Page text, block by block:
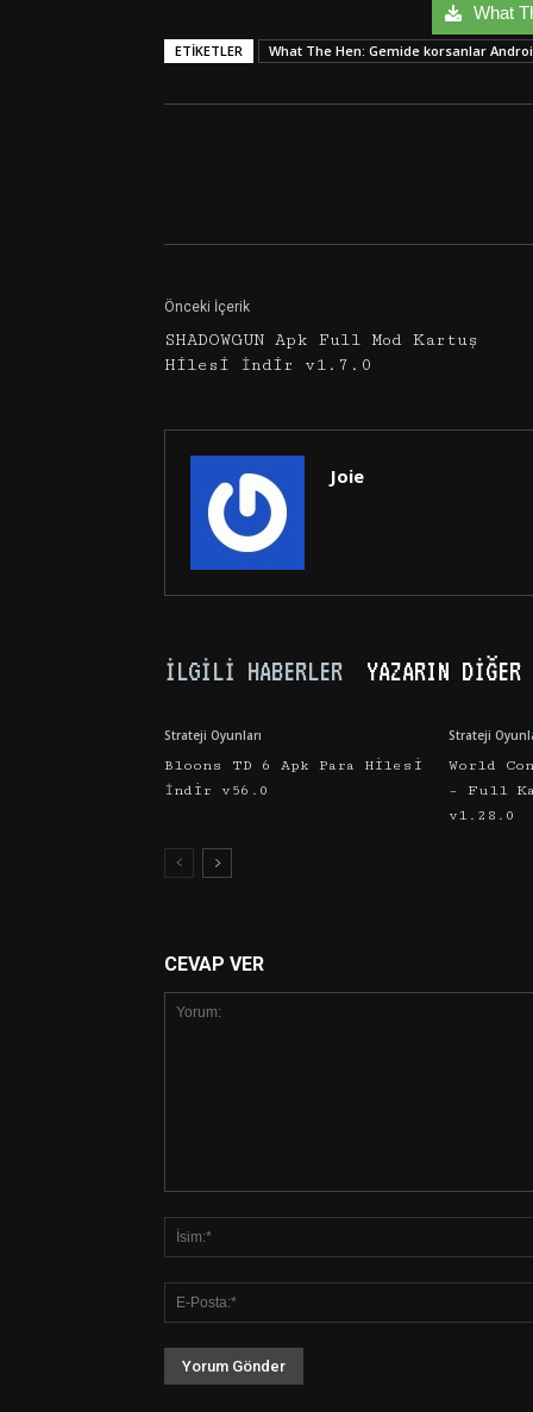
What
ETIKETLER What The Hen: Gemide korsanlar
Önceki İçerik
SHADOWGUN Apk Full Mod Kartuş
Hilesi İndir v1.7.0
Joie
İLGILI HABERLER YAZARIN
Strateji Oyunları
Bloons TD 6 Apk Para Hilesi
İndir v56.0
Strateji
World
– Full
v1.28.0
CEVAP VER